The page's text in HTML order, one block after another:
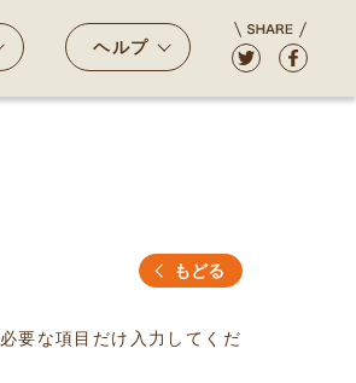
ヘルプ
もどる
要な項目だけ入力してくだ